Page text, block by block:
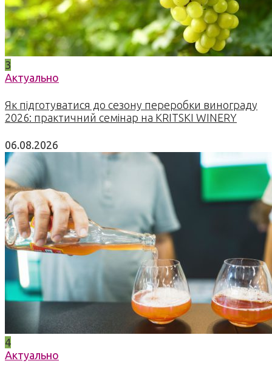
3
Актуально
Як підготуватися до сезону переробки винограду
2026: практичний семінар на KRITSKI WINERY
06.08.2026
4
Актуально